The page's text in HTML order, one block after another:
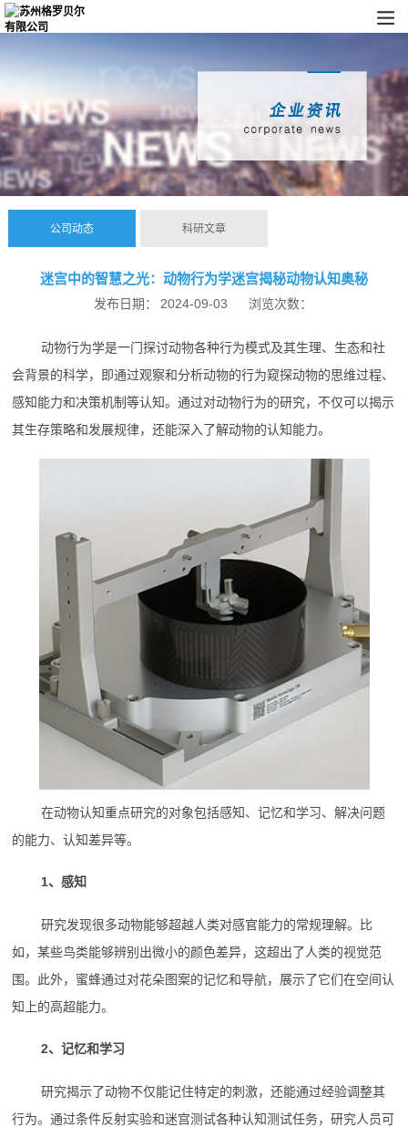
公司动态 科研文章
迷宫中的智慧之光：动物行为学迷宫揭秘动物认知奥秘
发布日期： 2024-09-03 浏览次数：
动物行为学是一门探讨动物各种行为模式及其生理、生态和社
会背景的科学，即通过观察和分析动物的行为窥探动物的思维过程、
感知能力和决策机制等认知。通过对动物行为的研究，不仅可以揭示
其生存策略和发展规律，还能深入了解动物的认知能力。
在动物认知重点研究的对象包括感知、记忆和学习、解决问题
的能力、认知差异等。
1、感知
研究发现很多动物能够超越人类对感官能力的常规理解。比
如，某些鸟类能够辨别出微小的颜色差异，这超出了人类的视觉范
围。此外，蜜蜂通过对花朵图案的记忆和导航，展示了它们在空间认
知上的高超能力。
2、记忆和学习
研究揭示了动物不仅能记住特定的刺激，还能通过经验调整其
行为。通过条件反射实验和迷宫测试各种认知测试任务，研究人员可